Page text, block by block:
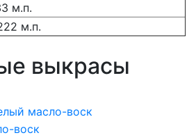
м.п.
м.п.
выкрасы